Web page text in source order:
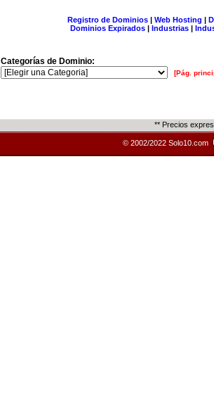
Registro de Dominios| Web Hosting |
Dominios Expirados | Industrias |
Categorías de Dominio:
[Pág.
** Precios
© 2002/2022 Solo10.com